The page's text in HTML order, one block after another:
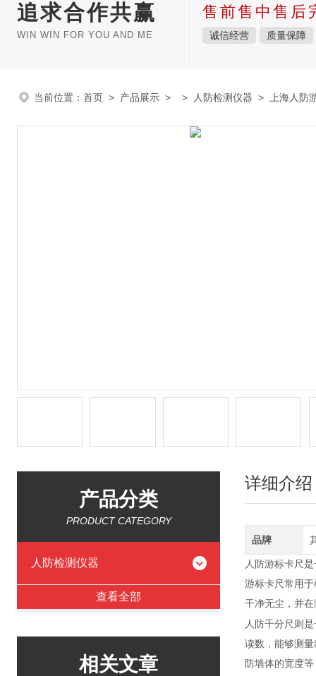
追求合作共赢
WIN WIN FOR YOU AND ME
售前售中售后
诚信经营 质量保障
当前位置： 首页 > 产品展示 > > 人防检测仪器 > 上海人防
产品分类
PRODUCT CATEGORY
人防检测仪器
查看全部
相关文章
详细介绍
品牌
人防游标卡尺
游标卡尺常用
干净无尘，并
人防千分尺则
读数，能够测
防墙体的宽度